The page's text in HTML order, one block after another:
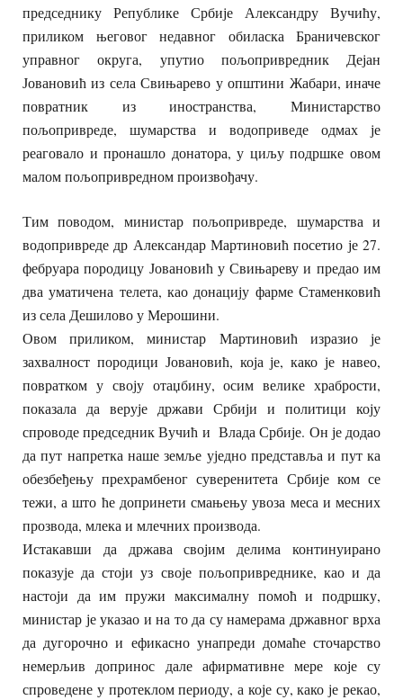
председнику Републике Србије Александру Вучићу,
приликом његовог недавног обиласка Браничевског
управног округа, упутио пољопривредник Дејан
Јовановић из села Свињарево у општини Жабари, иначе
повратник из иностранства, Министарство
пољопривреде, шумарства и водоприведе одмах је
реаговало и пронашло донатора, у циљу подршке овом
малом пољопривредном произвођачу.
Тим поводом, министар пољопривреде, шумарства и
водопривреде др Александар Мартиновић посетио је 27.
фебруара породицу Јовановић у Свињареву и предао им
два уматичена телета, као донацију фарме Стаменковић
из села Дешилово у Мерошини.
Овом приликом, министар Мартиновић изразио је
захвалност породици Јовановић, која је, како је навео,
повратком у своју отаџбину, осим велике храбрости,
показала да верује држави Србији и политици коју
спроводе председник Вучић и Влада Србије. Он је додао
да пут напретка наше земље уједно представља и пут ка
обезбеђењу прехрамбеног суверенитета Србије ком се
тежи, а што ће допринети смањењу увоза меса и месних
прозвода, млека и млечних производа.
Истакавши да држава својим делима континуирано
показује да стоји уз своје пољопривреднике, као и да
настоји да им пружи максималну помоћ и подршку,
министар је указао и на то да су намерама државног врха
да дугорочно и ефикасно унапреди домаће сточарство
немерљив допринос дале афирмативне мере које су
спроведене у протеклом периоду, а које су, како је рекао,